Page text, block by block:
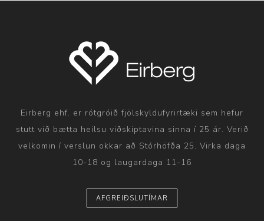
Eirberg ehf. er rótgróið fjölskyldufyrirtæki sem hefur
stutt við bætta heilsu viðskiptavina sinna í 25 ár. Verið
velkomin í verslun okkar að Stórhöfða 25. Virka daga
10-18 og laugardaga 11-16
AFGREIÐSLUTÍMAR